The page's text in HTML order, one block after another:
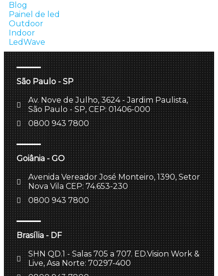
Blog
Painel de led
Outdoor
Indoor
LedWave
São Paulo - SP
Av. Nove de Julho, 3624 - Jardim Paulista,
São Paulo - SP, CEP: 01406-000
0800 943 7800
Goiânia - GO
Avenida Vereador José Monteiro, 1390, Setor
Nova Vila CEP: 74.653-230
0800 943 7800
Brasília - DF
SHN QD.1 - Salas 705 a 707. ED.Vision Work &
Live, Asa Norte: 70297-400